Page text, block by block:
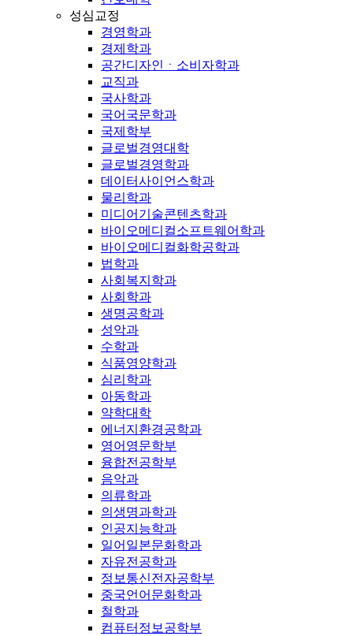
성심교정
경영학과
경제학과
공간디자인ㆍ소비자학과
교직과
국사학과
국어국문학과
국제학부
글로벌경영대학
글로벌경영학과
데이터사이언스학과
물리학과
미디어기술콘텐츠학과
바이오메디컬소프트웨어학과
바이오메디컬화학공학과
법학과
사회복지학과
사회학과
생명공학과
성악과
수학과
식품영양학과
심리학과
아동학과
약학대학
에너지환경공학과
영어영문학부
융합전공학부
음악과
의류학과
의생명과학과
인공지능학과
일어일본문화학과
자유전공학과
정보통신전자공학부
중국언어문화학과
철학과
컴퓨터정보공학부